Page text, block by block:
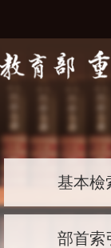
基本檢
部首索